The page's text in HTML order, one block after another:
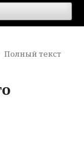
Полный текст